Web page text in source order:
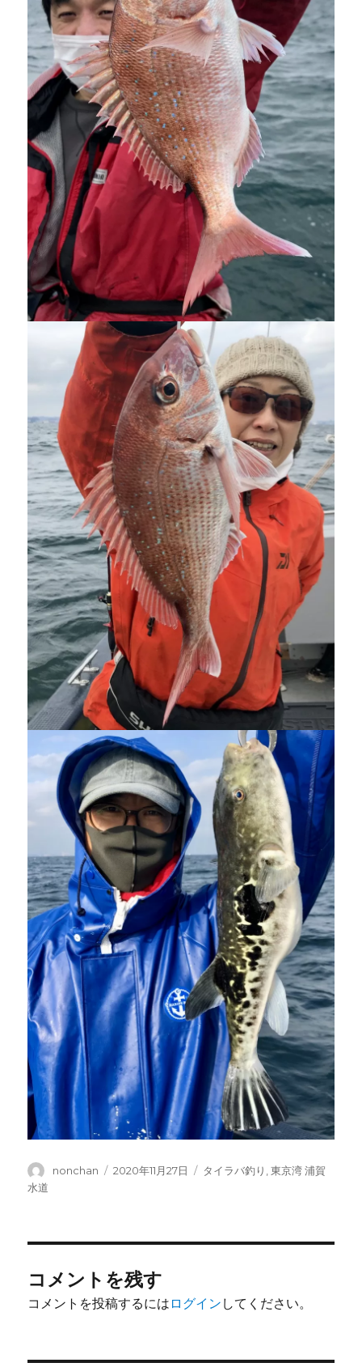
投
nonchan
投
2020年11月27日
カ
タイラバ釣り ,東京湾 浦賀
水道
コメントを残す
コメントを投稿するには ログイン してください。